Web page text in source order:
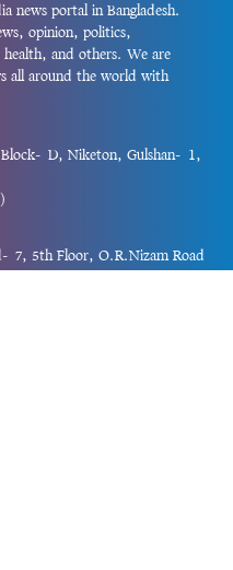
news portal in Bangladesh.
opinion, politics,
and others. We are
all around the world with
D, Niketon, Gulshan-1,
7, 5th Floor, O.R.Nizam Road